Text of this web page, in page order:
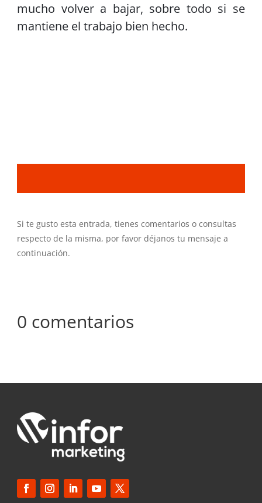
mucho volver a bajar, sobre todo si se
mantiene el trabajo bien hecho.
Si te gusto esta entrada, tienes comentarios o consultas
respecto de la misma, por favor déjanos tu mensaje a
continuación.
0 comentarios